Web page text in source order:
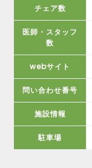
チェア数
医師・スタッフ
数
webサイト
問い合わせ番号
施設情報
駐車場